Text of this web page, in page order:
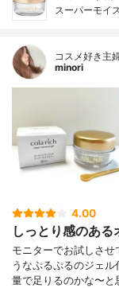
スーパーモイ
コスメ好き主
minori
4.00
しっとり感のあ
モニターでお試しさせ
うなぷるぷるのジェ
量で足りるのかな〜